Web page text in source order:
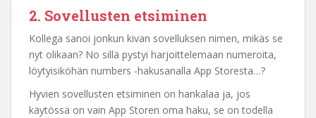
2. Sovellusten etsiminen
Kollega sanoi jonkun kivan sovelluksen nimen, mikäs se
nyt olikaan? No sillä pystyi harjoittelemaan numeroita,
löytyisiköhän numbers -hakusanalla App Storesta…?
Hyvien sovellusten etsiminen on hankalaa ja, jos
käytössä on vain App Storen oma haku, se on todella